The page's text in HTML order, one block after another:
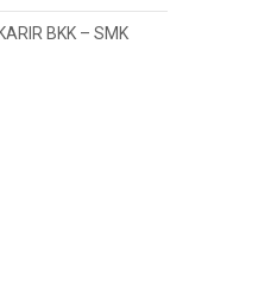
BKK – SMK